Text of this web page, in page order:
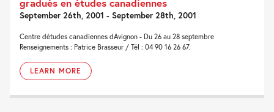
September 26th, 2001 - September 28th, 2001
Centre détudes canadiennes dAvignon - Du 26 au 28 septembre
Renseignements : Patrice Brasseur / Tél : 04 90 16 26 67.
LEARN MORE